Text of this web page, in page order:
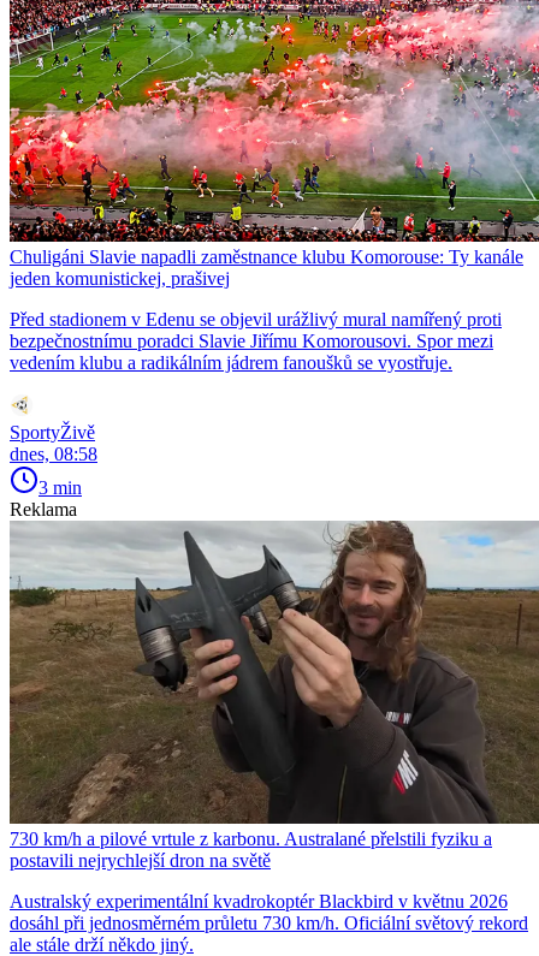
Chuligáni Slavie napadli zaměstnance klubu Komorouse: Ty kanále
jeden komunistickej, prašivej
Před stadionem v Edenu se objevil urážlivý mural namířený proti
bezpečnostnímu poradci Slavie Jiřímu Komorousovi. Spor mezi
vedením klubu a radikálním jádrem fanoušků se vyostřuje.
SportyŽivě
dnes, 08:58
3 min
Reklama
730 km/h a pilové vrtule z karbonu. Australané přelstili fyziku a
postavili nejrychlejší dron na světě
Australský experimentální kvadrokoptér Blackbird v květnu 2026
dosáhl při jednosměrném průletu 730 km/h. Oficiální světový rekord
ale stále drží někdo jiný.